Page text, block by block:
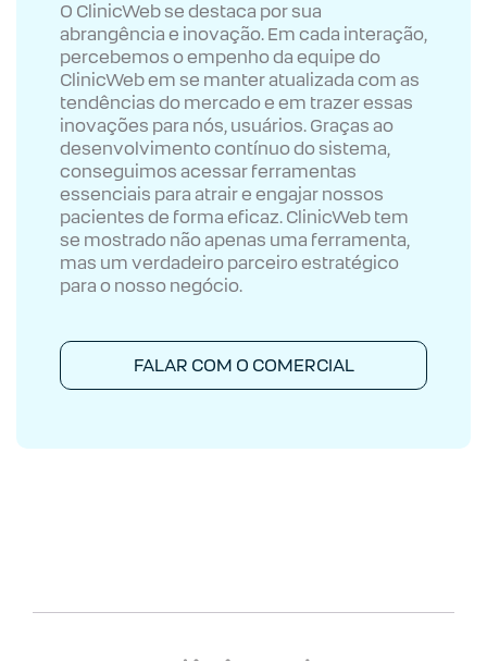
O ClinicWeb se destaca por sua
abrangência e inovação. Em cada interação,
percebemos o empenho da equipe do
ClinicWeb em se manter atualizada com as
tendências do mercado e em trazer essas
inovações para nós, usuários. Graças ao
desenvolvimento contínuo do sistema,
conseguimos acessar ferramentas
essenciais para atrair e engajar nossos
pacientes de forma eficaz. ClinicWeb tem
se mostrado não apenas uma ferramenta,
mas um verdadeiro parceiro estratégico
para o nosso negócio.
FALAR COM O COMERCIAL